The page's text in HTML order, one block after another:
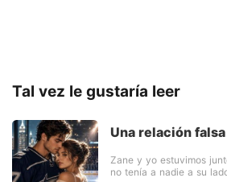
Tal vez le gustaría leer
Una relación
Zane y yo estuvimos
no tenía a nadie a su